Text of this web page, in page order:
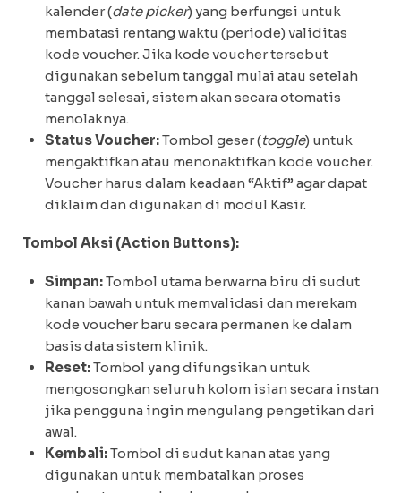
kalender (date picker) yang berfungsi untuk
membatasi rentang waktu (periode) validitas
kode voucher. Jika kode voucher tersebut
digunakan sebelum tanggal mulai atau setelah
tanggal selesai, sistem akan secara otomatis
menolaknya.
Status Voucher:Tombol geser (toggle) untuk
mengaktifkan atau menonaktifkan kode voucher.
Voucher harus dalam keadaan “Aktif” agar dapat
diklaim dan digunakan di modul Kasir.
Tombol Aksi (Action Buttons):
Simpan:Tombol utama berwarna biru di sudut
kanan bawah untuk memvalidasi dan merekam
kode voucher baru secara permanen ke dalam
basis data sistem klinik.
Reset:Tombol yang difungsikan untuk
mengosongkan seluruh kolom isian secara instan
jika pengguna ingin mengulang pengetikan dari
awal.
Kembali:Tombol di sudut kanan atas yang
digunakan untuk membatalkan proses